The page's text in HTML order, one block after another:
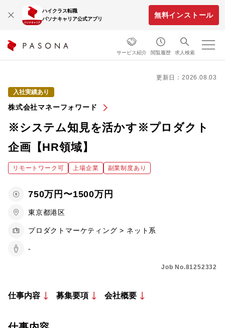
ハイクラス転職
パソナキャリア公式アプリ
無料インストール
サービス紹介 閲覧履歴 求人検索
更新日：2026.08.03
入社実績あり
株式会社マネーフォワード
※システム知見を活かす※プロダクト
企画【HR領域】
リモートワーク可 上場企業 副業制度あり
750万円〜1500万円
東京都港区
プロダクトマーケティング > ネット系
-
Job No.81252332
仕事内容 募集要項 会社概要